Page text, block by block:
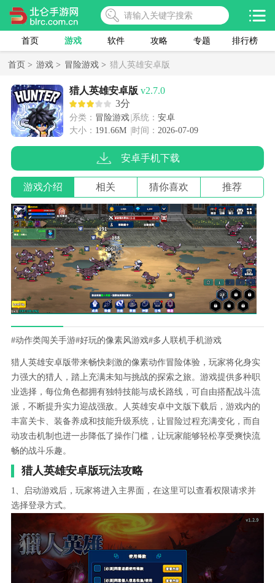
首页 游戏 软件 攻略 专题 排行榜
首页 > 游戏 > 冒险游戏 > 猎人英雄安卓版
猎人英雄安卓版 v2.7.0
3分
分类： 冒险游戏 系统： 安卓
大小： 191.66M 时间： 2026-07-09
安卓手机下载
游戏介绍 相关 猜你喜欢 推荐
#动作类闯关手游#好玩的像素风游戏#多人联机手机游戏
猎人英雄安卓版带来畅快刺激的像素动作冒险体验，玩家将化身实
力强大的猎人，踏上充满未知与挑战的探索之旅。游戏提供多种职
业选择，每位角色都拥有独特技能与成长路线，可自由搭配战斗流
派，不断提升实力迎战强敌。人英雄安卓中文版下载后，游戏内的
丰富关卡、装备养成和技能升级系统，让冒险过程充满变化，而自
动攻击机制也进一步降低了操作门槛，让玩家能够轻松享受爽快流
畅的战斗乐趣。
猎人英雄安卓版玩法攻略
1、启动游戏后，玩家将进入主界面，在这里可以查看权限请求并
选择登录方式。